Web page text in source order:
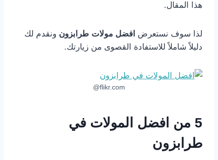
هذا المقال.
لذا سوف نستعرض افضل مولات طرابزون ونقدم لك
دليلاً شاملاً للاستفادة القصوى من زيارتك.
flikr.com@
5 من
افضل المولات في
طرابزون